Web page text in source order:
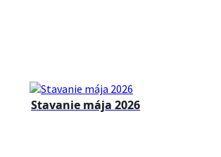
Stavanie mája 2026